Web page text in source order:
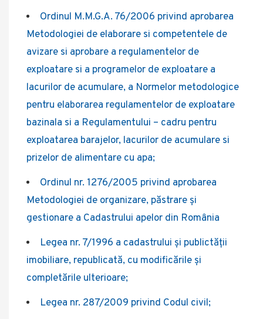
Ordinul M.M.G.A. 76/2006 privind aprobarea
Metodologiei de elaborare si competentele de
avizare si aprobare a regulamentelor de
exploatare si a programelor de exploatare a
lacurilor de acumulare, a Normelor metodologice
pentru elaborarea regulamentelor de exploatare
bazinala si a Regulamentului – cadru pentru
exploatarea barajelor, lacurilor de acumulare si
prizelor de alimentare cu apa;
Ordinul nr. 1276/2005 privind aprobarea
Metodologiei de organizare, păstrare și
gestionare a Cadastrului apelor din România
Legea nr. 7/1996 a cadastrului și publictății
imobiliare, republicată, cu modificările și
completările ulterioare;
Legea nr. 287/2009 privind Codul civil;